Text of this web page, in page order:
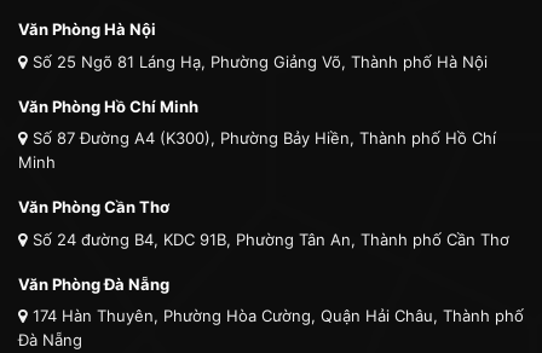
Văn Phòng Hà Nội
Số 25 Ngõ 81 Láng Hạ, Phường Giảng Võ, Thành phố Hà Nội
Văn Phòng Hồ Chí Minh
Số 87 Đường A4 (K300), Phường Bảy Hiền, Thành phố Hồ Chí
Minh
Văn Phòng Cần Thơ
Số 24 đường B4, KDC 91B, Phường Tân An, Thành phố Cần Thơ
Văn Phòng Đà Nẵng
174 Hàn Thuyên, Phường Hòa Cường, Quận Hải Châu, Thành phố
Đà Nẵng